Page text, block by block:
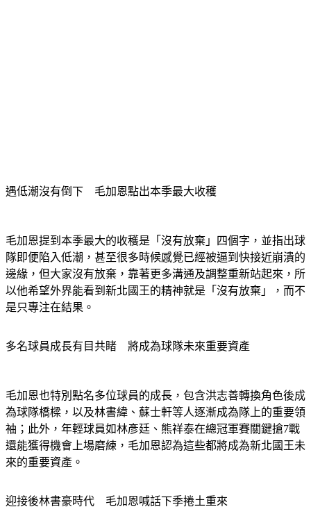
遇低潮沒有倒下　毛加恩點出本季最大收穫
毛加恩提到本季最大的收穫是「沒有放棄」四個字，並指出球
隊即便陷入低潮，甚至很多時候感覺已經被逼到快接近崩潰的
邊緣，但大家沒有放棄，靠著更多溝通及調整重新站起來，所
以他希望外界能看到新北國王的精神就是「沒有放棄」，而不
是只專注在結果。
多名球員成長有目共睹　將成為球隊未來重要資產
毛加恩也特別點名多位球員的成長，包含洪志善轉換角色後成
為球隊橋樑，以及林書緯、蘇士軒等人逐漸成為隊上的重要領
袖；此外，年輕球員如林彥廷、熊祥泰在總冠軍賽關鍵搶7戰
還能獲得機會上場磨練，毛加恩認為這些都將成為新北國王未
來的重要資產。
迎接後林書豪時代　毛加恩喊話下季捲土重來